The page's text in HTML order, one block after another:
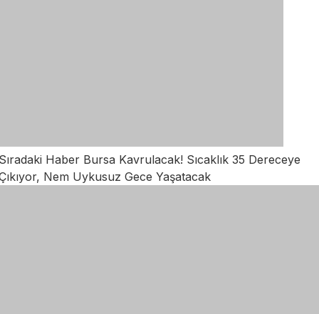
Haber Bursa Kavrulacak! Sıcaklık 35 Dereceye
Nem Uykusuz Gece Yaşatacak